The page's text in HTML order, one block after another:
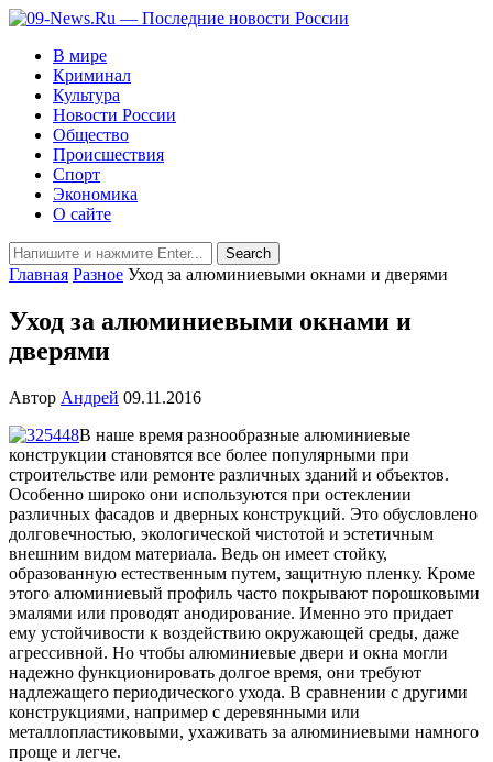
В мире
Криминал
Культура
Новости России
Общество
Происшествия
Спорт
Экономика
О сайте
Главная Разное Уход за алюминиевыми окнами и дверями
Уход за алюминиевыми окнами и
дверями
Автор Андрей 09.11.2016
В наше время разнообразные алюминиевые
конструкции становятся все более популярными при
строительстве или ремонте различных зданий и объектов.
Особенно широко они используются при остеклении
различных фасадов и дверных конструкций. Это обусловлено
долговечностью, экологической чистотой и эстетичным
внешним видом материала. Ведь он имеет стойку,
образованную естественным путем, защитную пленку. Кроме
этого алюминиевый профиль часто покрывают порошковыми
эмалями или проводят анодирование. Именно это придает
ему устойчивости к воздействию окружающей среды, даже
агрессивной. Но чтобы алюминиевые двери и окна могли
надежно функционировать долгое время, они требуют
надлежащего периодического ухода. В сравнении с другими
конструкциями, например с деревянными или
металлопластиковыми, ухаживать за алюминиевыми намного
проще и легче.